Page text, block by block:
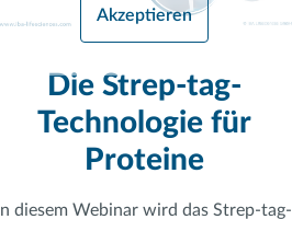
Akzeptieren
Die Strep-tag-
Technologie für
Proteine
In diesem Webinar wird das Strep-tag-